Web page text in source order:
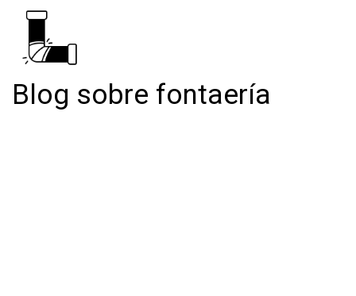
Blog sobre fontaería